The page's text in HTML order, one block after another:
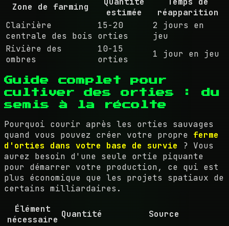
Zone de farming
estimée
réapparition
Clairière
centrale des bois
15-20
orties
2 jours en
jeu
Rivière des
ombres
10-15
orties
1 jour en jeu
Guide complet pour
cultiver des orties : du
semis à la récolte
Pourquoi courir après les orties sauvages
quand vous pouvez créer votre propre ferme
d'orties dans votre base de survie ? Vous
aurez besoin d'une seule ortie piquante
pour démarrer votre production, ce qui est
plus économique que les projets spatiaux de
certains milliardaires.
Élément
nécessaire
Quantité
Source